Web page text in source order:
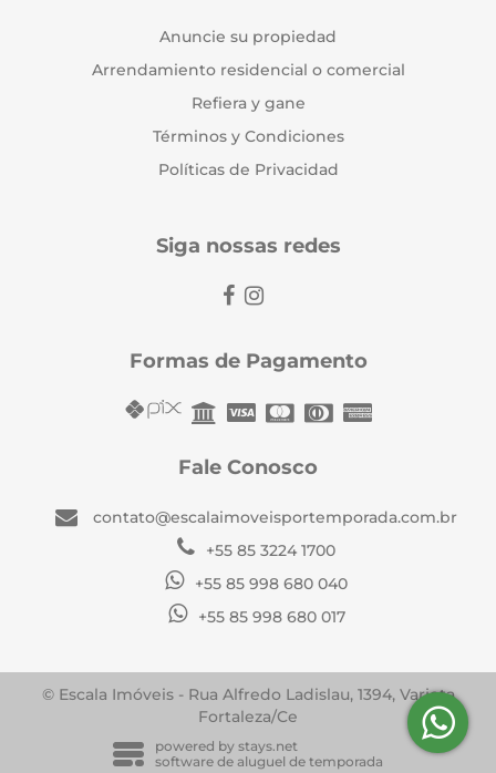
Anuncie su propiedad
Arrendamiento residencial o comercial
Refiera y gane
Términos y Condiciones
Políticas de Privacidad
Siga nossas redes
Formas de Pagamento
Fale Conosco
contato@escalaimoveisportemporada.com.br
+55 85 3224 1700
+55 85 998 680 040
+55 85 998 680 017
© Escala Imóveis - Rua Alfredo Ladislau, 1394, Varjota
Fortaleza/Ce
powered by stays.net
software de aluguel de temporada